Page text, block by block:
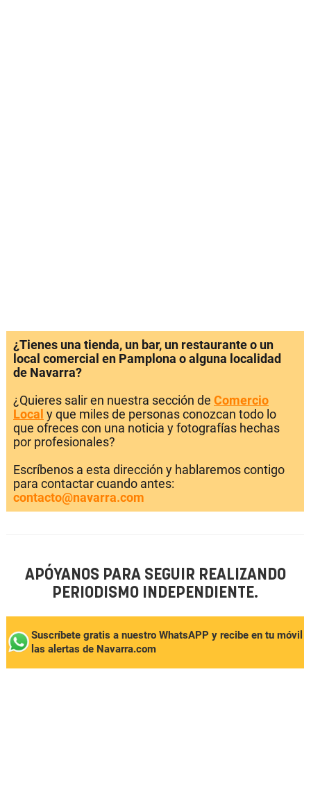
¿Tienes una tienda, un bar, un restaurante o un
local comercial en Pamplona o alguna localidad
de Navarra?
¿Quieres salir en nuestra sección de Comercio
Local y que miles de personas conozcan todo lo
que ofreces con una noticia y fotografías hechas
por profesionales?
Escríbenos a esta dirección y hablaremos contigo
para contactar cuando antes:
contacto@navarra.com
APÓYANOS PARA SEGUIR REALIZANDO
PERIODISMO INDEPENDIENTE.
Suscríbete gratis a nuestro WhatsAPP y recibe en tu móvil
las alertas de Navarra.com